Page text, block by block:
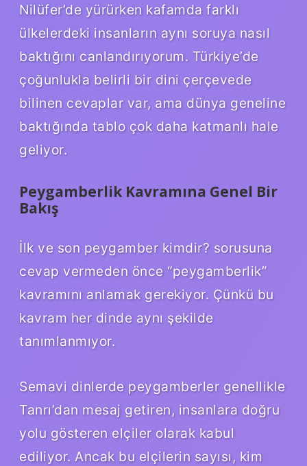
Nilüfer’de yürürken kafamda farklı
ülkelerdeki insanların aynı soruya nasıl
baktığını canlandırıyorum. Türkiye’de
çoğunlukla belirli bir dini çerçevede
bilinen cevaplar var, ama dünya geneline
baktığında tablo çok daha katmanlı hale
geliyor.
Peygamberlik Kavramına Genel Bir
Bakış
İlk ve son peygamber kimdir? sorusuna
cevap vermeden önce “peygamberlik”
kavramını anlamak gerekiyor. Çünkü bu
kavram her dinde aynı şekilde
tanımlanmıyor.
Semavi dinlerde peygamberler genellikle
Tanrı’dan mesaj getiren, insanlara doğru
yolu gösteren elçiler olarak kabul
ediliyor. Ancak bu elçilerin sayısı, kim